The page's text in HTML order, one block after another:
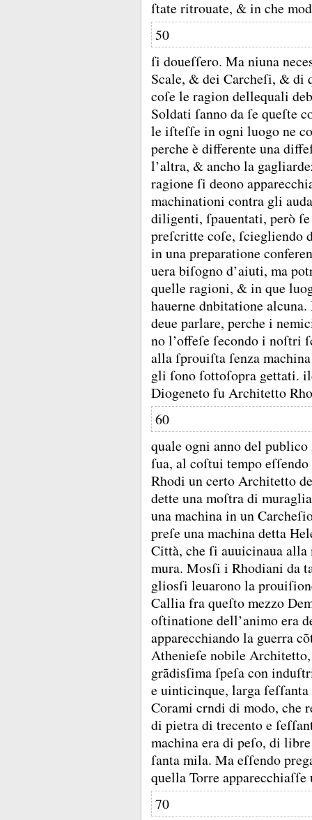
ſtate ritrouate, &in che
50
ſi doueſſero. Ma niuna
Scale, &dei Carcheſi, &di
coſe le ragion dellequali
Soldati ſanno da ſe queſte
le iſteſſe in ogni luogo ne
perche è differente una
l’altra, &ancho la
ragione ſi deono
machinationi contra gli
diligenti, ſpauentati, però
preſcritte coſe,
in una preparatione
uera biſogno d’aiuti, ma
quelle ragioni, &in que
hauerne dnbitatione alcuna.
deue parlare, perche i
no l’offeſe ſecondo i noſtri
alla ſprouiſta ſenza
gli ſono ſottoſopra gettati.
Diogeneto fu Architetto
60
quale ogni anno del publico
ſua, al coſtui tempo
Rhodi un certo Architetto
dette una moſtra di
una machina in un
preſe una machina detta
Città, che ſi auuicinaua
mura. Mosſi i Rhodiani da
gliosſi leuarono la
Callia fra queſto mezzo
oſtinatione dell’animo era
apparecchiando la guerra
Athenieſe nobile
grãdisſima ſpeſa con
e uinticinque, larga
Corami crndi di modo, che
di pietra di trecento e
machina era di peſo, di
ſanta mila. Ma eſſendo
quella Torre
70